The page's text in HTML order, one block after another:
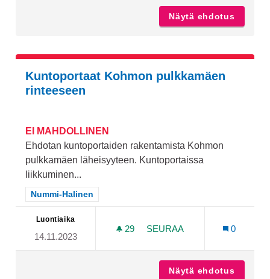
Näytä ehdotus
Kuntoportaat Kohmon pulkkamäen
rinteeseen
EI MAHDOLLINEN
Ehdotan kuntoportaiden rakentamista Kohmon
pulkkamäen läheisyyteen. Kuntoportaissa
liikkuminen...
Rajaa tulokset teeman mukaan: Nummi-Halinen
Nummi-Halinen
Luontiaika
14.11.2023
29 29 SEURAAJAA
SEURAA
0
Näytä ehdotus